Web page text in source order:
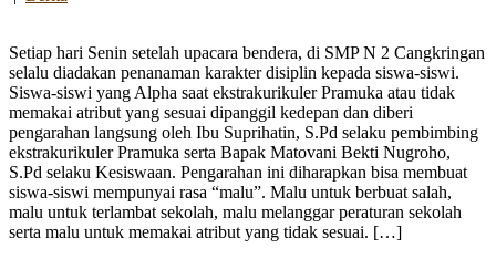
Setiap hari Senin setelah upacara bendera, di SMP N 2 Cangkringan
selalu diadakan penanaman karakter disiplin kepada siswa-siswi.
Siswa-siswi yang Alpha saat ekstrakurikuler Pramuka atau tidak
memakai atribut yang sesuai dipanggil kedepan dan diberi
pengarahan langsung oleh Ibu Suprihatin, S.Pd selaku pembimbing
ekstrakurikuler Pramuka serta Bapak Matovani Bekti Nugroho,
S.Pd selaku Kesiswaan. Pengarahan ini diharapkan bisa membuat
siswa-siswi mempunyai rasa “malu”. Malu untuk berbuat salah,
malu untuk terlambat sekolah, malu melanggar peraturan sekolah
serta malu untuk memakai atribut yang tidak sesuai. […]